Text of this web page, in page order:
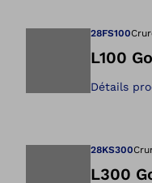
28FS100
L100 Go
Détails
28KS300
L300